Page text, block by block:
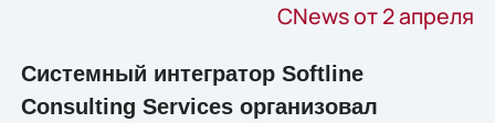
CNews от 2 апреля
Системный интегратор Softline
Consulting Services организовал